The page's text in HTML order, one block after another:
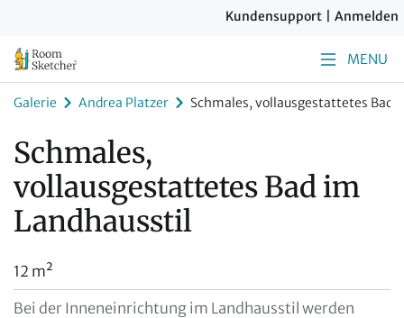
Kundensupport Anmelden
MENU
Galerie Andrea Platzer Schmales, vollausgestattetes Bad
Schmales,
vollausgestattetes Bad im
Landhausstil
12 m²
Bei der Inneneinrichtung im Landhausstil werden